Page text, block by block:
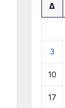
Δ
3
10
17